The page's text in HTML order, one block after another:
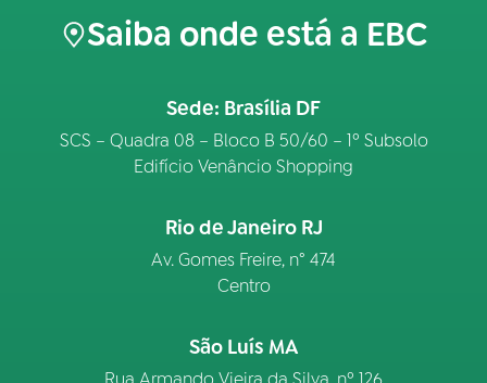
Saiba onde está a EBC
Sede: Brasília DF
SCS – Quadra 08 – Bloco B 50/60 – 1º Subsolo
Edifício Venâncio Shopping
Rio de Janeiro RJ
Av. Gomes Freire, n° 474
Centro
São Luís MA